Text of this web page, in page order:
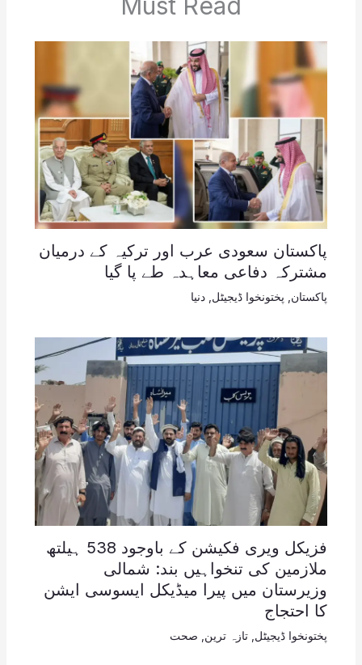
پاکستان سعودی عرب اور ترکیہ کے درمیان
مشترکہ دفاعی معاہدہ طے پا گیا
پاکستان پختونخوا ڈیجیٹل دنیا
فزیکل ویری فکیشن کے باوجود 538 ہیلتھ
ملازمین کی تنخواہیں بند: شمالی
وزیرستان میں پیرا میڈیکل ایسوسی ایشن
کا احتجاج
پختونخوا ڈیجیٹل تازہ ترین صحت